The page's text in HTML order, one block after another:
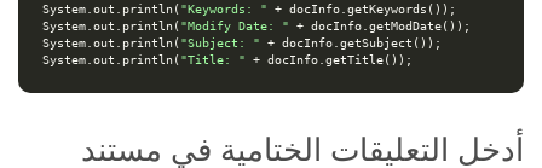
System out println( "Keywords: " + docInfo getKeywords ());
System out println( "Modify Date: " + docInfo getModDate());
System out println( "Subject: " + docInfo getSubject ());
System out println( "Title: " + docInfo getTitle());
أدخل التعليقات الختامية في مستند